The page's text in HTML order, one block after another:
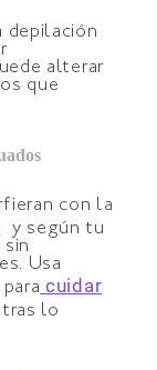
depilación
alterar
que
con la
y según tu
Usa
para cuidar
lo